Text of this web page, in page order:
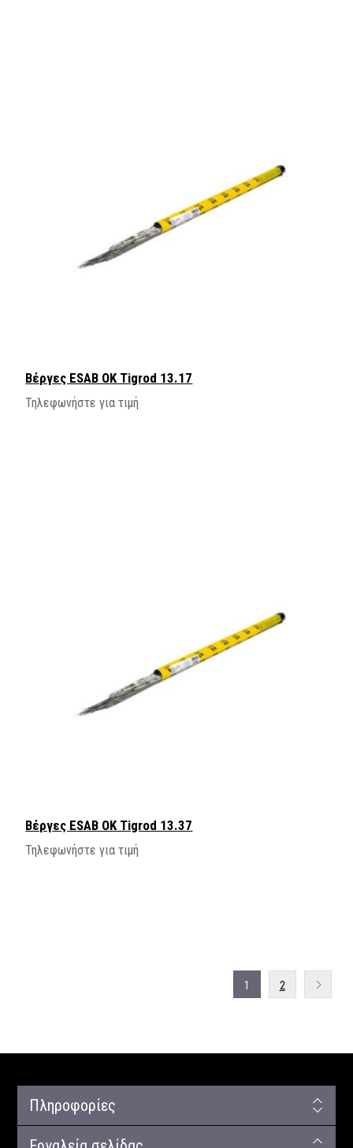
Βέργες ESAB OK Tigrod 13.17
Τηλεφωνήστε για τιμή
Βέργες ESAB OK Tigrod 13.37
Τηλεφωνήστε για τιμή
1 2
Πληροφορίες